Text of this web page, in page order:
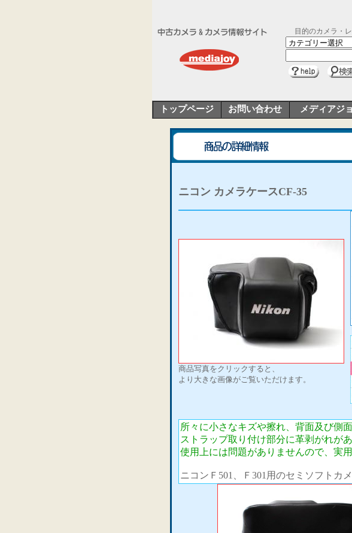
目的のカメラ・
トップページ お問い合わせ メディアジ
ニコン カメラケースCF-35
商品写真をクリックすると、
より大きな画像がご覧いただけます。
所々に小さなキズや擦れ、背面及び側
ストラップ取り付け部分に革剥がれがあ
使用上には問題がありませんので、実
ニコンＦ501、Ｆ301用のセミソフトカ